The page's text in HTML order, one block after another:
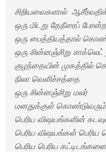
சிறியவைகளால்
ஒரு மிடறு தேநீரைப்
ஒரு பைத்தியத்தால்
ஒரு சின்னஞ்சிறு சாக்லெட்
குழந்தையின் முகத்தில்
நிலா வெளிச்சத்தை
ஒரு சின்னஞ்சிறு மலர்
மனதுக்குள் கொண்டுவரும்
பெரிய விஷயங்களின்
பெரிய விஷயங்கள் பெரிய
பெரிய பெரிய